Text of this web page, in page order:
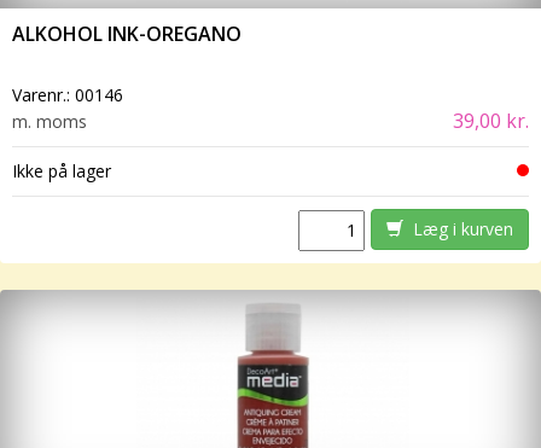
ALKOHOL INK-OREGANO
Varenr.: 00146
m. moms
39,00 kr.
Ikke på lager
Læg i kurven